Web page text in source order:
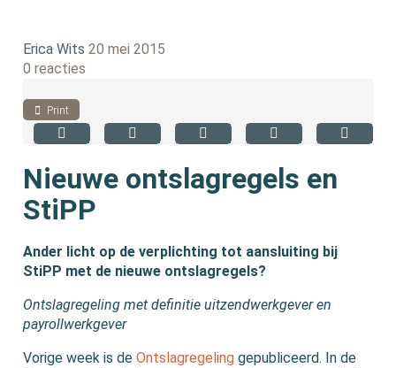
Erica Wits 20 mei 2015
0 reacties
Print
Nieuwe ontslagregels en
StiPP
Ander licht op de verplichting tot aansluiting bij
StiPP met de nieuwe ontslagregels?
Ontslagregeling met definitie uitzendwerkgever en
payrollwerkgever
Vorige week is deOntslagregeling gepubliceerd. In de